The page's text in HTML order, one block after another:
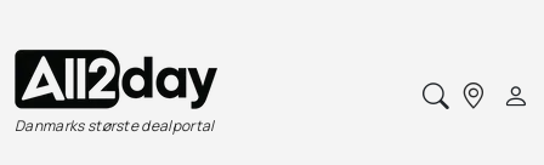
Danmarks største dealportal